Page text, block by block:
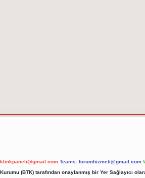
Teams: forumhizmeti@gmail.com
(BTK) tarafından onaylanmış bir Yer Sağlayıcı